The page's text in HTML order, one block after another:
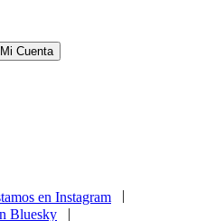
Cuenta
|